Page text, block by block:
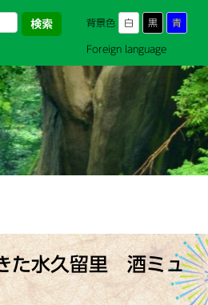
背景色 白 黒 青
Foreign language
た水久留里 酒ミュ